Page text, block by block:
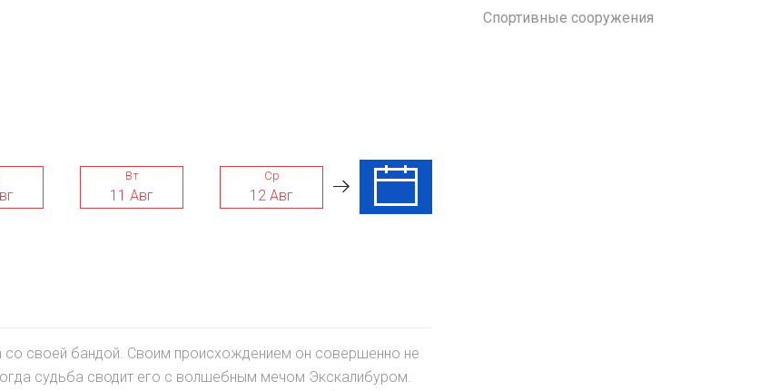
Вт
11 Авг
Ср
12 Авг
Чт
со своей бандой. Своим происхождением он совершенно не
судьба сводит его с волшебным мечом Экскалибуром.
Спортивные сооружения